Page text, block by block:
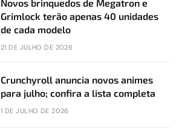
Novos brinquedos de Megatron e
Grimlock terão apenas 40 unidades
de cada modelo
21 DE JULHO DE 2026
Crunchyroll anuncia novos animes
para julho; confira a lista completa
1 DE JULHO DE 2026